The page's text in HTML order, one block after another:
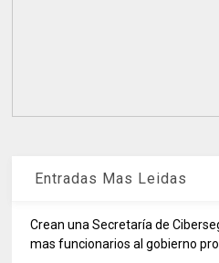
Entradas Mas Leidas
Crean una Secretaría de
mas funcionarios al gobierno